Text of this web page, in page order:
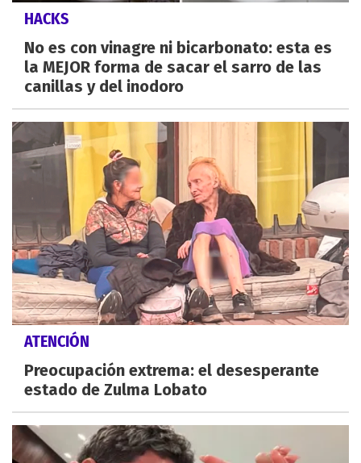
HACKS
No es con vinagre ni bicarbonato: esta es
la MEJOR forma de sacar el sarro de las
canillas y del inodoro
ATENCIÓN
Preocupación extrema: el desesperante
estado de Zulma Lobato